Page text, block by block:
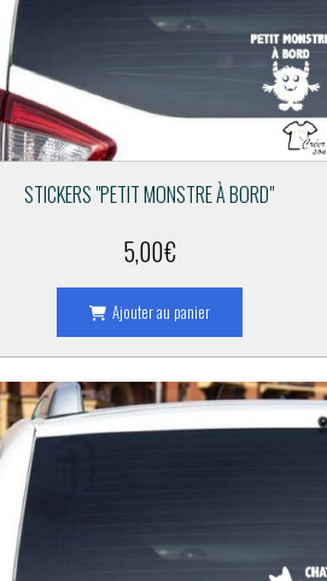
STICKERS "PETIT MONSTRE À BORD"
5,00€
Ajouter au panier